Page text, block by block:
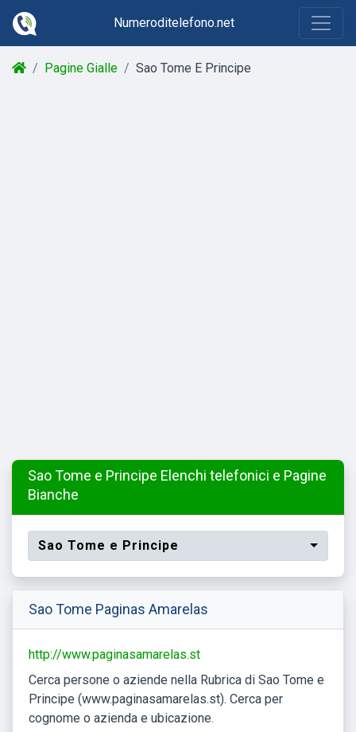
Numeroditelefono.net
Pagine Gialle Sao Tome E Principe
Sao Tome e Principe Elenchi telefonici e Pagine
Bianche
Sao Tome e Principe
Sao Tome Paginas Amarelas
http://www.paginasamarelas.st
Cerca persone o aziende nella Rubrica di Sao Tome e
Principe (www.paginasamarelas.st). Cerca per
cognome o azienda e ubicazione.